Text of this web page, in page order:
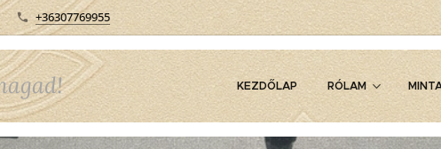
+36307769955
KEZDŐLAP RÓLAM